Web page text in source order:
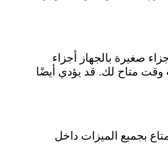
صغيرة بالجهاز أجزاء
وقت متاح لك. قد يؤدي أيضًا
بجميع الميزات داخل